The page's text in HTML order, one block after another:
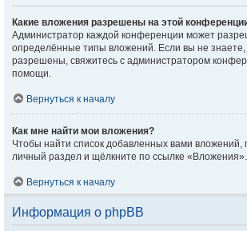
Какие вложения разрешены на этой
Администратор каждой конференции может
определённые типы вложений. Если вы не знаете,
разрешены, свяжитесь с администратором
помощи.
Вернуться к началу
Как мне найти мои вложения?
Чтобы найти список добавленных вами вложений,
личный раздел и щёлкните по ссылке «Вложения».
Вернуться к началу
Информация о phpBB